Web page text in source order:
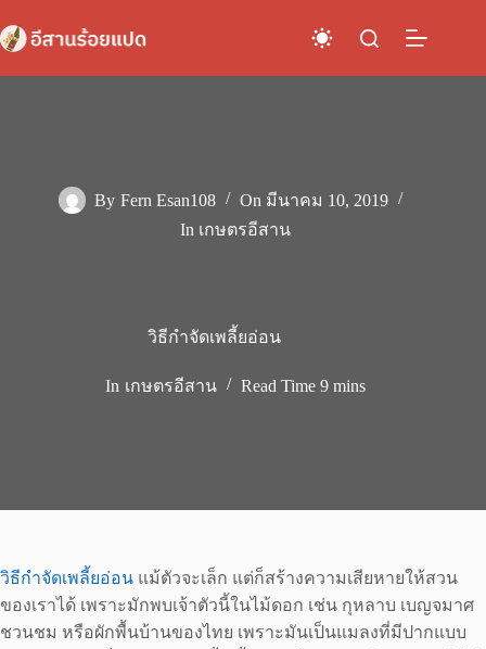
to
content
By Fern Esan108 On มีนาคม 10, 2019
In เกษตรอีสาน
วิธีกำจัดเพลี้ยอ่อน
In เกษตรอีสาน Read Time 9 mins
วิธีกำจัดเพลี้ยอ่อน แม้ตัวจะเล็ก แต่ก็สร้างความเสียหายให้สวน
ของเราได้ เพราะมักพบเจ้าตัวนี้ในไม้ดอก เช่น กุหลาบ เบญจมาศ
ชวนชม หรือผักพื้นบ้านของไทย เพราะมันเป็นแมลงที่มีปากแบบ